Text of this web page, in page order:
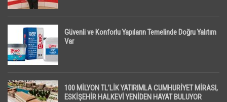
Güvenli ve Konforlu Yapıların Temelinde Doğru Yalıtım
Var
100 MİLYON TL’LİK YATIRIMLA CUMHURİYET MİRASI,
ESKİŞEHİR HALKEVİ YENİDEN HAYAT BULUYOR